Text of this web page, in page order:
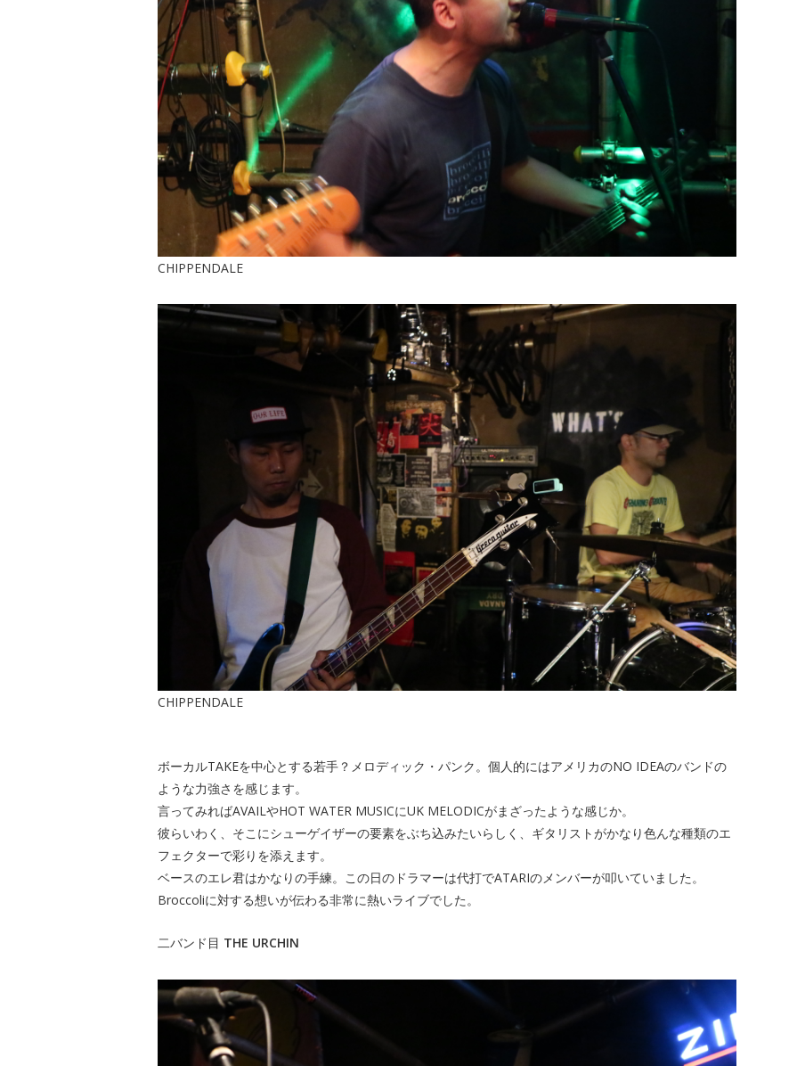
CHIPPENDALE
CHIPPENDALE
ボーカルTAKEを中心とする若手？メロディック・パンク。個人的にはアメリカのNO IDEAのバンドの
ような力強さを感じます。
言ってみればAVAILやHOT WATER MUSICにUK MELODICがまざったような感じか。
彼らいわく、そこにシューゲイザーの要素をぶち込みたいらしく、ギタリストがかなり色んな種類のエ
フェクターで彩りを添えます。
ベースのエレ君はかなりの手練。この日のドラマーは代打でATARIのメンバーが叩いていました。
Broccoliに対する想いが伝わる非常に熱いライブでした。
二バンド目 THE URCHIN